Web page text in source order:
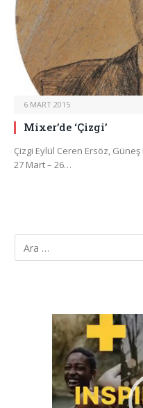
6 MART 2015
Mixer’de ‘Çizgi’
Çizgi Eylül Ceren Ersöz, Güneş
27 Mart – 26…
Video
oynatıcı